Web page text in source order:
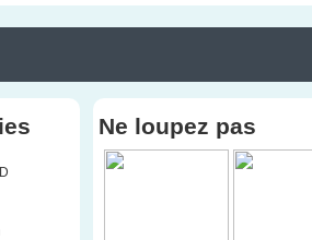
Ne loupez pas